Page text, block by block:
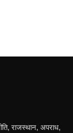
राजस्थान, अपराध,